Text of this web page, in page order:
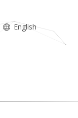
English